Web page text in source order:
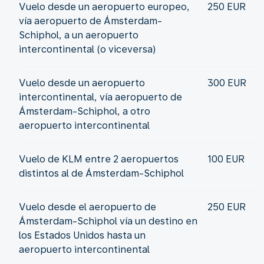
Vuelo desde un aeropuerto europeo,
vía aeropuerto de Ámsterdam-
Schiphol, a un aeropuerto
intercontinental (o viceversa)
250 EUR
Vuelo desde un aeropuerto
intercontinental, vía aeropuerto de
Ámsterdam-Schiphol, a otro
aeropuerto intercontinental
300 EUR
Vuelo de KLM entre 2 aeropuertos
distintos al de Ámsterdam-Schiphol
100 EUR
Vuelo desde el aeropuerto de
Ámsterdam-Schiphol vía un destino en
los Estados Unidos hasta un
aeropuerto intercontinental
250 EUR